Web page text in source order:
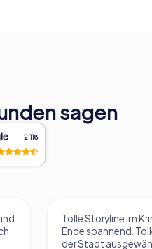
sagen
2‘118
im Krimi, bis zum
spannend. Tolle Plätze in
ausgewählt, wo immer